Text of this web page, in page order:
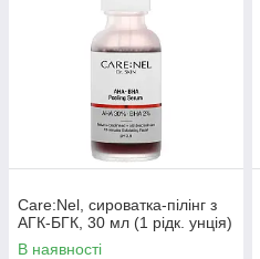
Care:Nel, сироватка-пілінг з
АГК-БГК, 30 мл (1 рідк. унція)
В наявності